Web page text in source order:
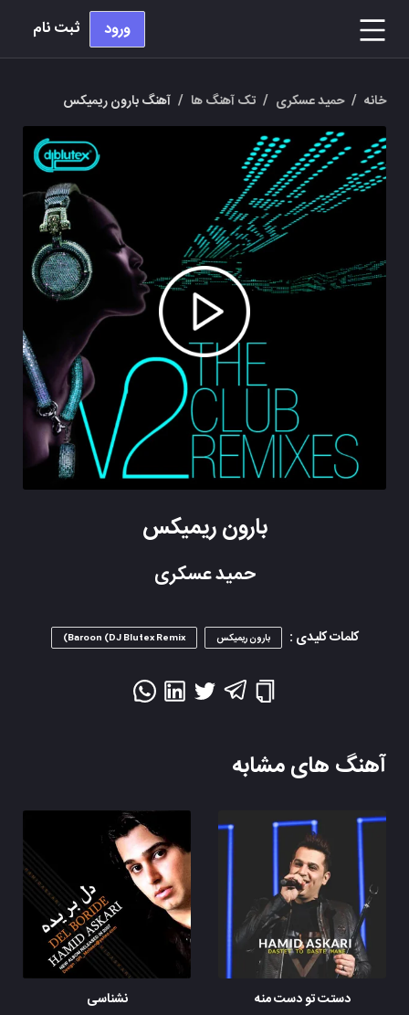
ورود ثبت نام
خانه / حمید عسکری / تک آهنگ ها / آهنگ بارون ریمیکس
بارون ریمیکس
حمید عسکری
کلمات کلیدی : بارون ریمیکس Baroon (DJ Blutex Remix)
آهنگ های مشابه
دستت تو دست منه
نشناسی